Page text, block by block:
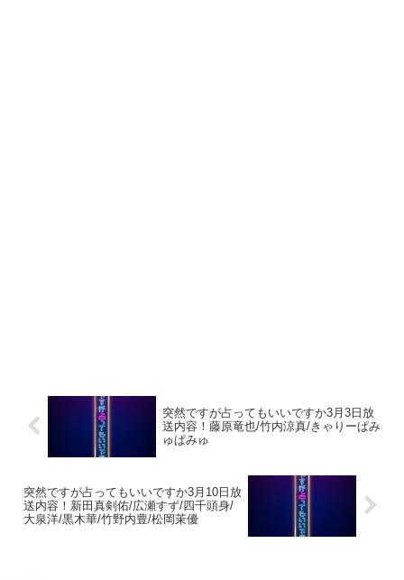
突然ですが占ってもいいですか3月3日放
送内容！藤原竜也/竹内涼真/きゃりーぱみ
ゅぱみゅ
突然ですが占ってもいいですか3月10日放
送内容！新田真剣佑/広瀬すず/四千頭身/
大泉洋/黒木華/竹野内豊/松岡茉優